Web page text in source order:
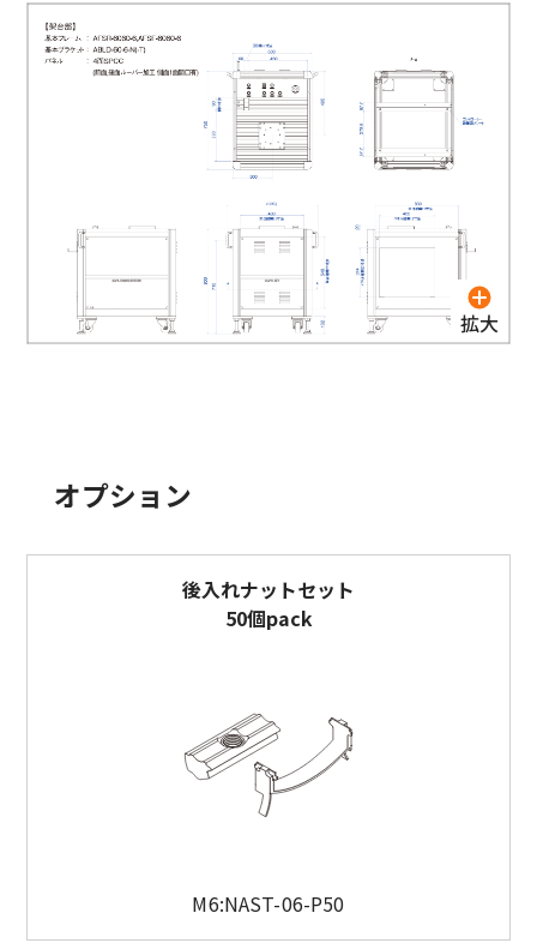
オプション
後入れナットセット
50個pack
M6:NAST-06-P50